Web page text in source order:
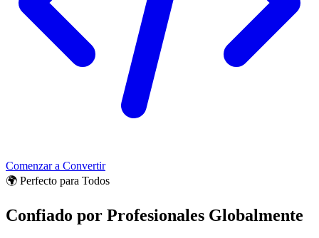
Comenzar a Convertir
🌍 Perfecto para Todos
Confiado por Profesionales Globalmente